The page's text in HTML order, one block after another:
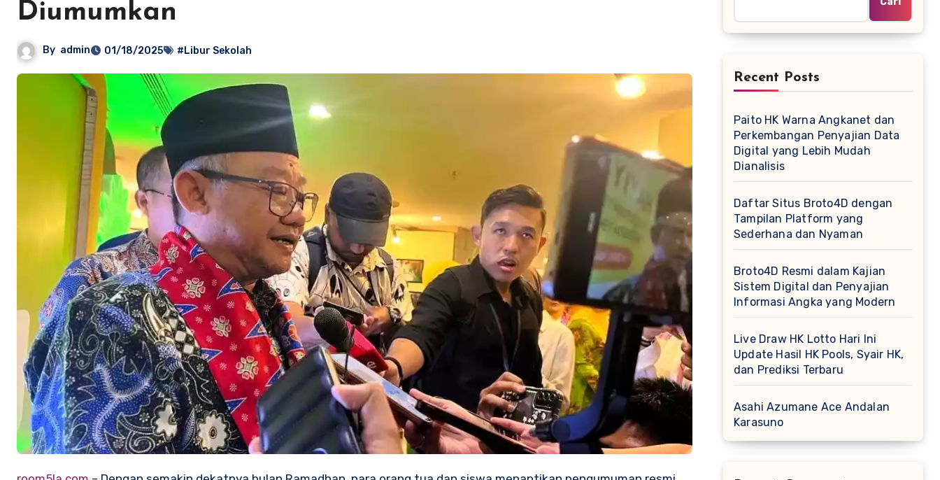
Diumumkan
By admin 01/18/2025 #Libur Sekolah
Recent Posts
Paito HK Warna Angkanet dan
Perkembangan Penyajian Data
Digital yang Lebih Mudah
Dianalisis
Daftar Situs Broto4D dengan
Tampilan Platform yang
Sederhana dan Nyaman
Broto4D Resmi dalam Kajian
Sistem Digital dan Penyajian
Informasi Angka yang Modern
Live Draw HK Lotto Hari Ini
Update Hasil HK Pools, Syair HK,
dan Prediksi Terbaru
Asahi Azumane Ace Andalan
Karasuno